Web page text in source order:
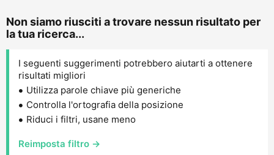
Non siamo riusciti a trovare nessun risultato per
la tua ricerca...
I seguenti suggerimenti potrebbero aiutarti a ottenere
risultati migliori
Utilizza parole chiave più generiche
Controlla l'ortografia della posizione
Riduci i filtri, usane meno
Reimposta filtro →